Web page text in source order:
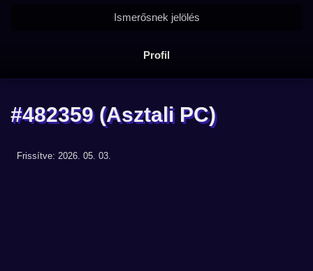
Profil
Ismerősnek jelölés
#482359 (Asztali PC)
Frissítve: 2026. 05. 03.